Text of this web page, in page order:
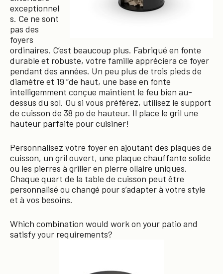
exceptionnel
s. Ce ne sont
pas des
foyers
ordinaires. C’est beaucoup plus. Fabriqué en fonte
durable et robuste, votre famille appréciera ce foyer
pendant des années. Un peu plus de trois pieds de
diamètre et 19 ”de haut, une base en fonte
intelligemment conçue maintient le feu bien au-
dessus du sol. Ou si vous préférez, utilisez le support
de cuisson de 38 po de hauteur. Il place le gril une
hauteur parfaite pour cuisiner!
Personnalisez votre foyer en ajoutant des plaques de
cuisson, un gril ouvert, une plaque chauffante solide
ou les pierres à griller en pierre ollaire uniques.
Chaque quart de la table de cuisson peut être
personnalisé ou changé pour s’adapter à votre style
et à vos besoins.
Which combination would work on your patio and
satisfy your requirements?